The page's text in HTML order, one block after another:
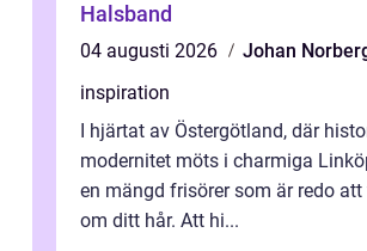
Halsband
04 augusti 2026
Johan
inspiration
I hjärtat av Östergötland, där
modernitet möts i charmiga
en mängd frisörer som är redo att
om ditt hår. Att hi...